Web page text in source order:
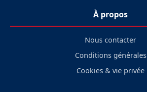
À propos
Nous contacter
Conditions générales
Cookies & vie privée